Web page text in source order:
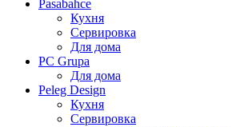
Pasabahce
Кухня
Сервировка
Для дома
PC Grupa
Для дома
Peleg Design
Кухня
Сервировка